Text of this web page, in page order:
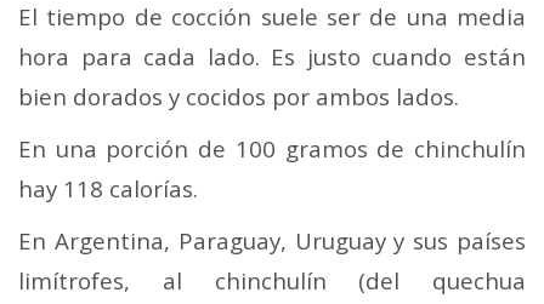
El tiempo de cocción suele ser de una media
hora para cada lado. Es justo cuando están
bien dorados y cocidos por ambos lados.
En una porción de 100 gramos de chinchulín
hay 118 calorías.
En Argentina, Paraguay, Uruguay y sus países
limítrofes, al chinchulín (del quechua